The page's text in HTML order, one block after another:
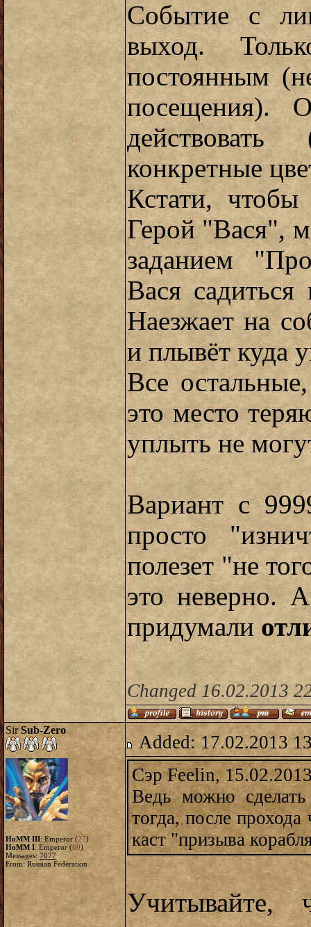
Событие с
выход.
постоянным
посещения).
конкретные
Кстати,
Герой "Вася",
заданием
Вася
Наезжает на
и плывёт куда
Все
это место
уплыть не
Вариант с
просто
полезет "не
это неверно.
придумали
Changed 16.02.2013
Sir Sub-Zero
HoMM III: Emperor (27)
HoMM I: Emperor (69)
Messages: 7077
From: Russian Federation
Added: 17.02.2013
Сэр Feelin,
Ведь можно
тогда, после
каст "призыва